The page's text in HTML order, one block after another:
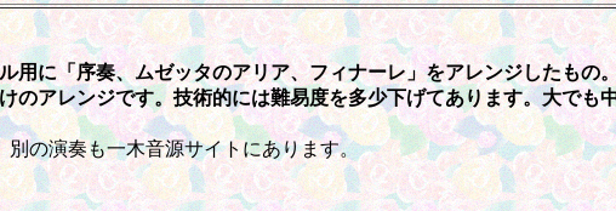
用に「序奏、ムゼッタのアリア、フィナーレ」をアレンジしたもの
のアレンジです。技術的には難易度を多少下げてあります。大でも
の演奏も一木音源サイトにあります。